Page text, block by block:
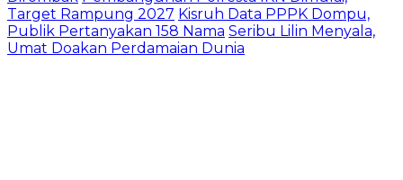
Target Rampung 2027 Kisruh Data PPPK Dompu,
Publik Pertanyakan 158 Nama Seribu Lilin Menyala,
Umat Doakan Perdamaian Dunia